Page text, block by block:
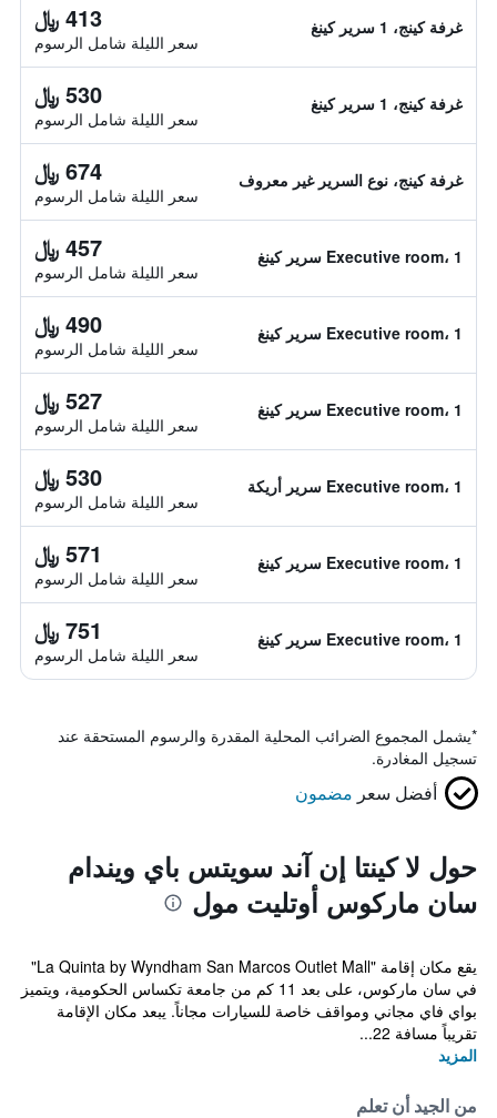
غرفة كينج، 1 سرير كينغ 413 ﷼
سعر الليلة شامل الرسوم
غرفة كينج، 1 سرير كينغ 530 ﷼
سعر الليلة شامل الرسوم
غرفة كينج، نوع السرير غير معروف 674 ﷼
سعر الليلة شامل الرسوم
Executive room، 1 سرير كينغ 457 ﷼
سعر الليلة شامل الرسوم
Executive room، 1 سرير كينغ 490 ﷼
سعر الليلة شامل الرسوم
Executive room، 1 سرير كينغ 527 ﷼
سعر الليلة شامل الرسوم
Executive room، 1 سرير أريكة 530 ﷼
سعر الليلة شامل الرسوم
Executive room، 1 سرير كينغ 571 ﷼
سعر الليلة شامل الرسوم
Executive room، 1 سرير كينغ 751 ﷼
سعر الليلة شامل الرسوم
*يشمل المجموع الضرائب المحلية المقدرة والرسوم المستحقة عند
تسجيل المغادرة.
أفضل سعر مضمون
حول لا كينتا إن آند سويتس باي ويندام
سان ماركوس أوتليت مول
يقع مكان إقامة "La Quinta by Wyndham San Marcos Outlet Mall"
في سان ماركوس، على بعد 11 كم من جامعة تكساس الحكومية، ويتميز
بواي فاي مجاني ومواقف خاصة للسيارات مجاناً. يبعد مكان الإقامة
تقريباً مسافة 22...
المزيد
من الجيد أن تعلم